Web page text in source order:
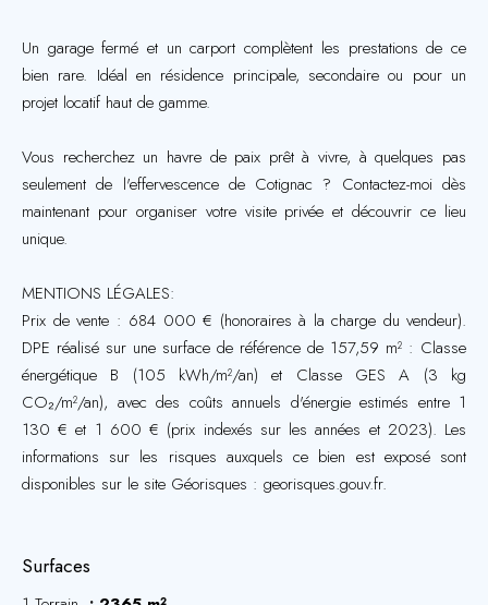
Un garage fermé et un carport complètent les prestations de ce
bien rare. Idéal en résidence principale, secondaire ou pour un
projet locatif haut de gamme.
Vous recherchez un havre de paix prêt à vivre, à quelques pas
seulement de l'effervescence de Cotignac ? Contactez-moi dès
maintenant pour organiser votre visite privée et découvrir ce lieu
unique.
MENTIONS LÉGALES:
Prix de vente : 684 000 € (honoraires à la charge du vendeur).
DPE réalisé sur une surface de référence de 157,59 m² : Classe
énergétique B (105 kWh/m²/an) et Classe GES A (3 kg
CO₂/m²/an), avec des coûts annuels d'énergie estimés entre 1
130 € et 1 600 € (prix indexés sur les années et 2023). Les
informations sur les risques auxquels ce bien est exposé sont
disponibles sur le site Géorisques : georisques.gouv.fr.
Surfaces